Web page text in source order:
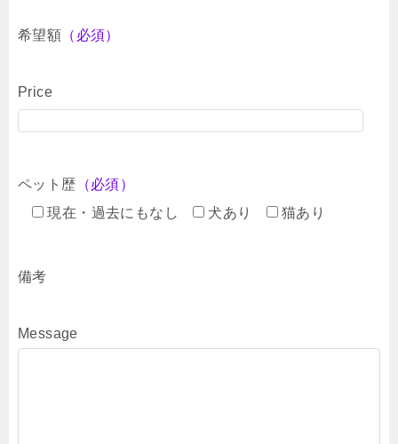
希望額 （必須）
Price
ペット歴 （必須）
現在・過去にもなし
犬あり 猫あり
備考
Message